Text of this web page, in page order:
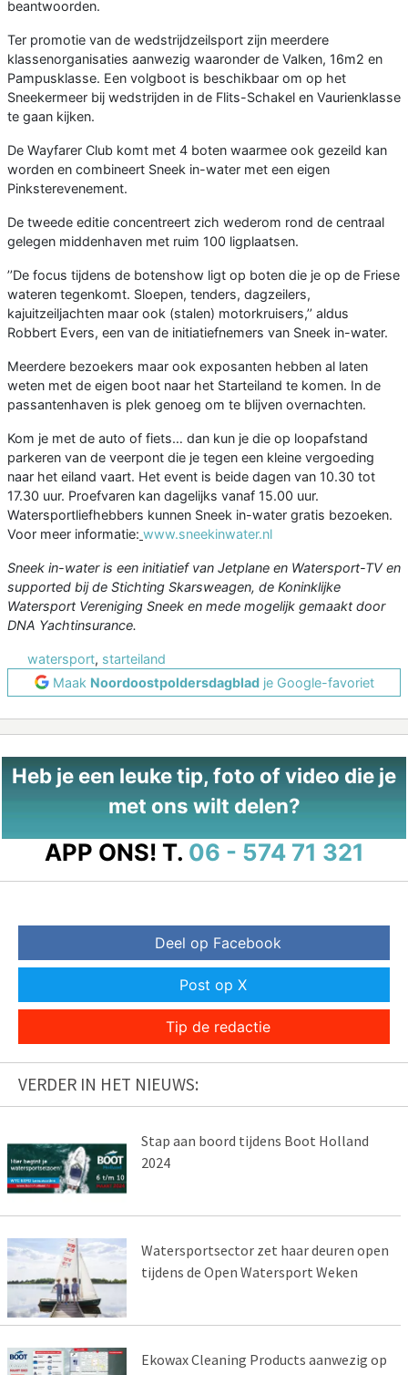
beantwoorden.
Ter promotie van de wedstrijdzeilsport zijn meerdere
klassenorganisaties aanwezig waaronder de Valken, 16m2 en
Pampusklasse. Een volgboot is beschikbaar om op het
Sneekermeer bij wedstrijden in de Flits-Schakel en Vaurienklasse
te gaan kijken.
De Wayfarer Club komt met 4 boten waarmee ook gezeild kan
worden en combineert Sneek in-water met een eigen
Pinksterevenement.
De tweede editie concentreert zich wederom rond de centraal
gelegen middenhaven met ruim 100 ligplaatsen.
’’De focus tijdens de botenshow ligt op boten die je op de Friese
wateren tegenkomt. Sloepen, tenders, dagzeilers,
kajuitzeiljachten maar ook (stalen) motorkruisers,’’ aldus
Robbert Evers, een van de initiatiefnemers van Sneek in-water.
Meerdere bezoekers maar ook exposanten hebben al laten
weten met de eigen boot naar het Starteiland te komen. In de
passantenhaven is plek genoeg om te blijven overnachten.
Kom je met de auto of fiets… dan kun je die op loopafstand
parkeren van de veerpont die je tegen een kleine vergoeding
naar het eiland vaart. Het event is beide dagen van 10.30 tot
17.30 uur. Proefvaren kan dagelijks vanaf 15.00 uur.
Watersportliefhebbers kunnen Sneek in-water gratis bezoeken.
Voor meer informatie: www.sneekinwater.nl
Sneek in-water is een initiatief van Jetplane en Watersport-TV en
supported bij de Stichting Skarsweagen, de Koninklijke
Watersport Vereniging Sneek en mede mogelijk gemaakt door
DNA Yachtinsurance.
watersport, starteiland
Maak Noordoostpoldersdagbladje Google-favoriet
Heb je een leuke tip, foto of video die je
met ons wilt delen?
APP ONS! T. 06 - 574 71 321
Deel op Facebook
Post op X
Tip de redactie
VERDER IN HET NIEUWS:
Stap aan boord tijdens Boot Holland
2024
Watersportsector zet haar deuren open
tijdens de Open Watersport Weken
Ekowax Cleaning Products aanwezig op